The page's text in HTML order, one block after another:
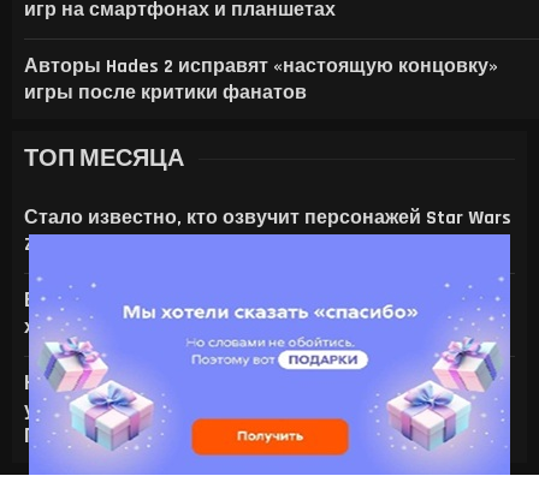
игр на смартфонах и планшетах
Авторы Hades 2 исправят «настоящую концовку»
игры после критики фанатов
ТОП МЕСЯЦА
Стало известно, кто озвучит персонажей Star Wars
Zero Company
Все амулеты и кольца в Gothic 1 Remake:
характеристики и способы получения
На что только не идут ради ИИ — энтузиаст
установил серверную NVIDIA Tesla V100 в игровой
ПК с RTX 4080